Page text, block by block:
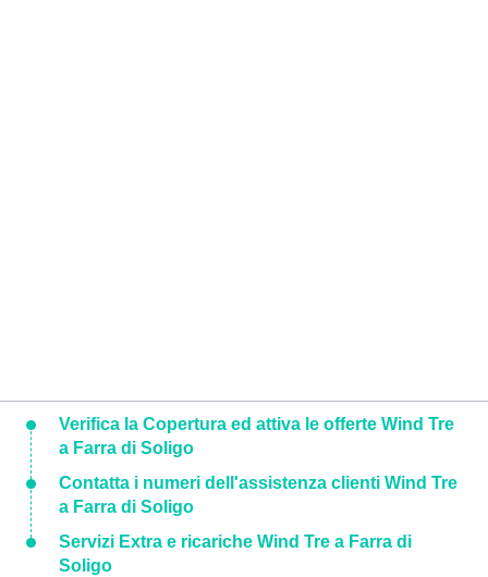
Verifica la Copertura ed attiva le offerte Wind Tre
a Farra di Soligo
Contatta i numeri dell'assistenza clienti Wind Tre
a Farra di Soligo
Servizi Extra e ricariche Wind Tre a Farra di
Soligo